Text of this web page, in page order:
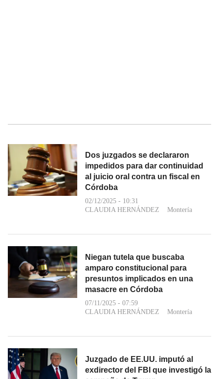
Dos juzgados se declararon
impedidos para dar continuidad
al juicio oral contra un fiscal en
Córdoba
02/12/2025 - 10:31
CLAUDIA HERNÁNDEZ
Montería
Niegan tutela que buscaba
amparo constitucional para
presuntos implicados en una
masacre en Córdoba
07/11/2025 - 07:59
CLAUDIA HERNÁNDEZ
Montería
Juzgado de EE.UU. imputó al
exdirector del FBI que investigó la